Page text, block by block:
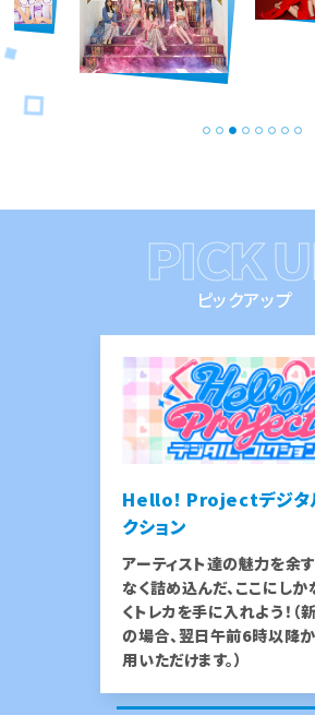
PICK
ピックアップ
Hello! Projectデジタ
クション
アーティスト達の魅力を余
なく詰め込んだ、ここにし
くトレカを手に入れよう！（
の場合、翌日午前6時以降
用いただけます。）